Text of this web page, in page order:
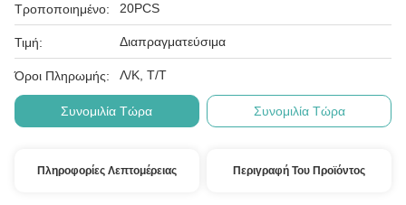
Τροποποιημένο: 20PCS
Τιμή: Διαπραγματεύσιμα
Όροι Πληρωμής: Λ/Κ, Τ/Τ
Συνομιλία Τώρα Συνομιλία Τώρα
Πληροφορίες Λεπτομέρειας Περιγραφή Του Προϊόντος